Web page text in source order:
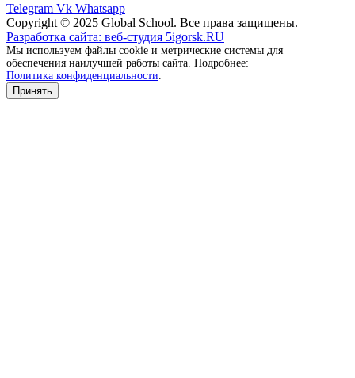
Telegram Vk Whatsapp
Copyright © 2025 Global School. Все права защищены.
Разработка сайта: веб-студия 5igorsk.RU
Мы используем файлы cookie и метрические системы для
обеспечения наилучшей работы сайта. Подробнее:
Политика конфиденциальности.
Принять